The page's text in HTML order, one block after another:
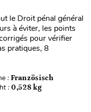
le Droit pénal général
à éviter, les points
pour vérifier
pratiques, 8
: Französisch
: 0,528 kg